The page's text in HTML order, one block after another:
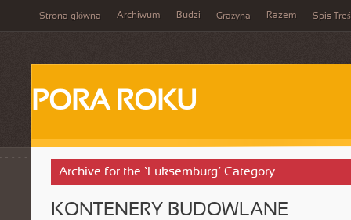
Strona główna Archiwum Budzi Grażyna Razem Spis
PORA ROKU
Archive for the ‘Luksemburg’ Category
KONTENERY BUDOWLANE